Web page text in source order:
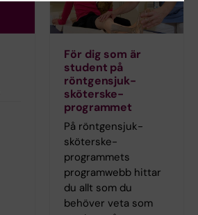
För dig som är
student på
röntgensjuk­
sköterske­
programmet
På röntgensjuk­
sköterske­
programmets
programwebb hittar
du allt som du
behöver veta som